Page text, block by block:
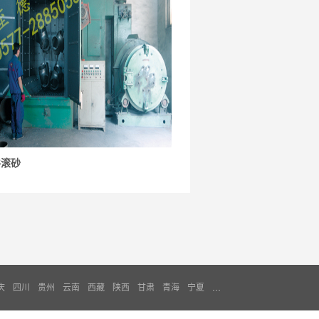
砂
四川 贵州 云南 西藏 陕西 甘肃 青海 宁夏 新疆